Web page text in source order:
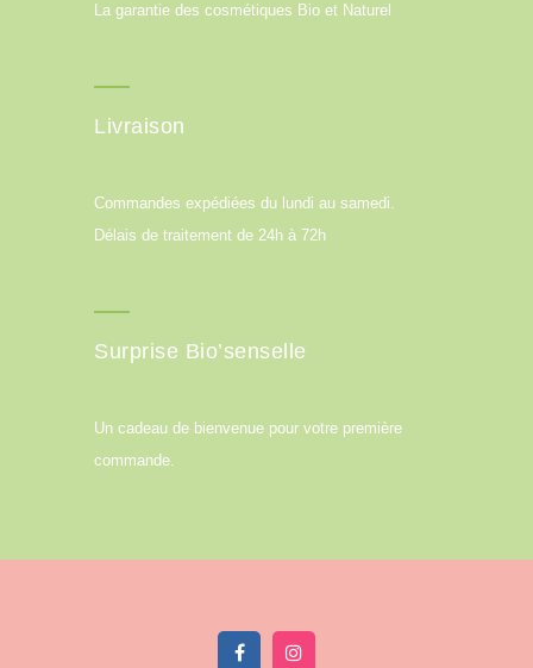
La garantie des cosmétiques Bio et Naturel
Livraison
Commandes expédiées du lundi au samedi.
Délais de traitement de 24h à 72h
Surprise Bio’senselle
Un cadeau de bienvenue pour votre première
commande.